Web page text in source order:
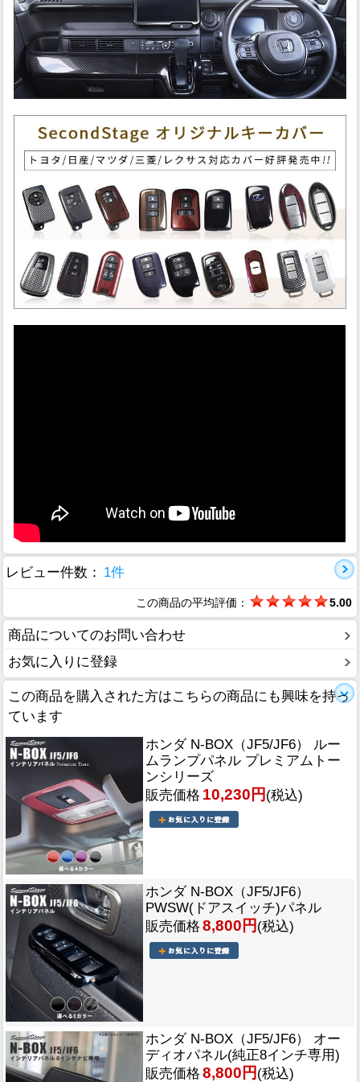
レビュー件数： 1件
この商品の平均評価： 5.00
商品についてのお問い合わせ
お気に入りに登録
この商品を購入された方はこちらの商品にも興味を持っ
ています
ホンダ N-BOX（JF5/JF6） ルー
ムランプパネル プレミアムトー
ンシリーズ
販売価格 10,230円 (税込)
ホンダ N-BOX（JF5/JF6）
PWSW(ドアスイッチ)パネル
販売価格 8,800円 (税込)
ホンダ N-BOX（JF5/JF6） オー
ディオパネル(純正8インチ専用)
販売価格 8,800円 (税込)